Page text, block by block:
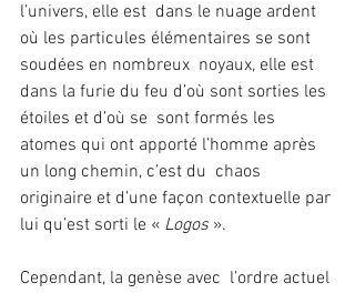
l’univers, elle est  dans le nuage ardent
où les particules élémentaires se sont
soudées en nombreux  noyaux, elle est
dans la furie du feu d’où sont sorties les
étoiles et d’où se  sont formés les
atomes qui ont apporté l’homme après
un long chemin, c’est du  chaos
originaire et d’une façon contextuelle par
lui qu’est sorti le « Logos ».
Cependant, la genèse avec  l’ordre actuel